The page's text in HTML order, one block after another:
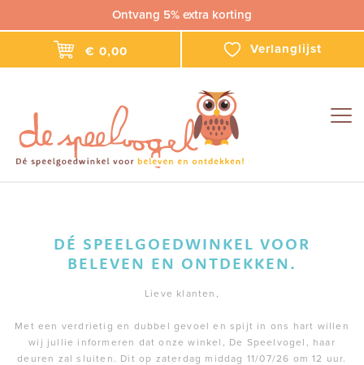
Ontvang 5% extra korting
€ 0,00 Verlanglijst
DÉ SPEELGOEDWINKEL VOOR
BELEVEN EN ONTDEKKEN.
Lieve klanten,
Met een verdrietig en dubbel gevoel en spijt in ons hart willen
wij jullie informeren dat onze winkel, De Speelvogel, haar
deuren zal sluiten. Dit op zaterdag middag 11/07/26 om 12 uur.